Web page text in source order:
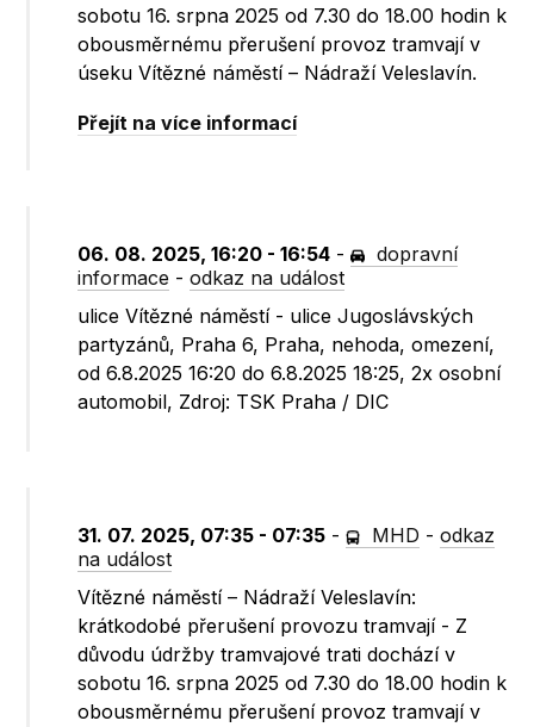
sobotu 16. srpna 2025 od 7.30 do 18.00 hodin k
obousměrnému přerušení provoz tramvají v
úseku Vítězné náměstí – Nádraží Veleslavín.
Přejít na více informací
06. 08. 2025, 16:20 - 16:54 -
dopravní
informace -odkaz na událost
ulice Vítězné náměstí - ulice Jugoslávských
partyzánů, Praha 6, Praha, nehoda, omezení,
od 6.8.2025 16:20 do 6.8.2025 18:25, 2x osobní
automobil, Zdroj: TSK Praha / DIC
31. 07. 2025, 07:35 - 07:35 - MHD -odkaz
na událost
Vítězné náměstí – Nádraží Veleslavín:
krátkodobé přerušení provozu tramvají - Z
důvodu údržby tramvajové trati dochází v
sobotu 16. srpna 2025 od 7.30 do 18.00 hodin k
obousměrnému přerušení provoz tramvají v